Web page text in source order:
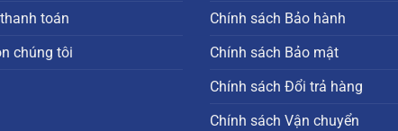
toán
chúng tôi
Chính sách Bảo hành
Chính sách Bảo mật
Chính sách Đổi trả hàng
Chính sách Vận chuyển